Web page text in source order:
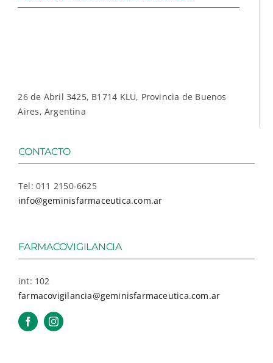
26 de Abril 3425, B1714 KLU, Provincia de Buenos
Aires, Argentina
CONTACTO
Tel: 011 2150-6625
info@geminisfarmaceutica.com.ar
FARMACOVIGILANCIA
int: 102
farmacovigilancia@geminisfarmaceutica.com.ar